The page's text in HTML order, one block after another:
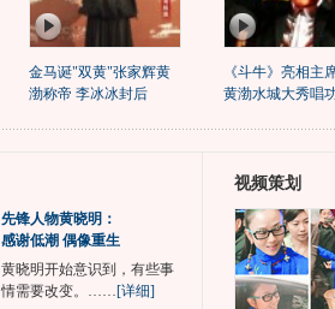
金马诞"双黄"张家辉黄
渤称帝 李冰冰封后
《斗牛》亮相主
黄渤水城大秀唱
先锋人物黄晓明：
感谢低潮 偶像重生
黄晓明开始意识到，有些事
情需要改变。……[详细]
视频策划